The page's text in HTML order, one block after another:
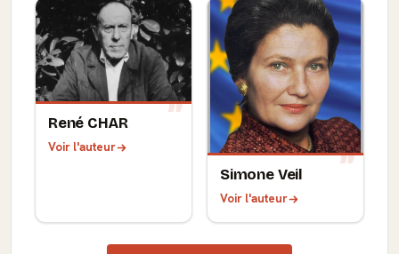
René CHAR
Voir l'auteur
Simone Veil
Voir l'auteur